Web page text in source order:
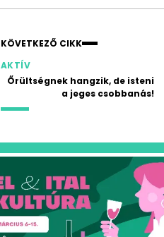
KÖVETKEZŐ CIKK
AKTÍV
Őrültségnek hangzik, de isteni
a jeges csobbanás!